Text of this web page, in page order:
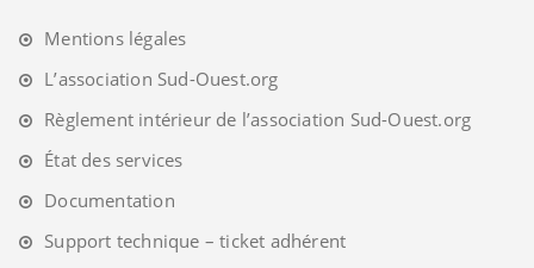
Mentions légales
L’association Sud-Ouest.org
Règlement intérieur de l’association Sud-Ouest.org
État des services
Documentation
Support technique – ticket adhérent